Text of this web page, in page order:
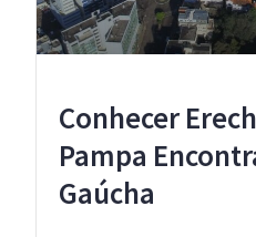
Conhecer
Pampa
Gaúcha